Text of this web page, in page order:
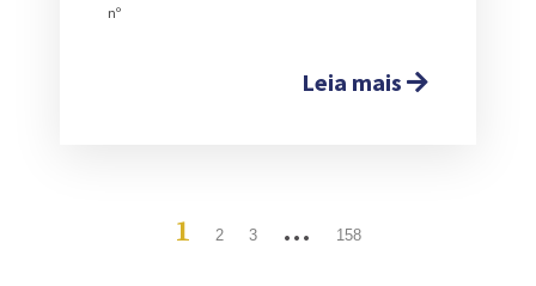
nº
Leia mais
1 2 3 … 158